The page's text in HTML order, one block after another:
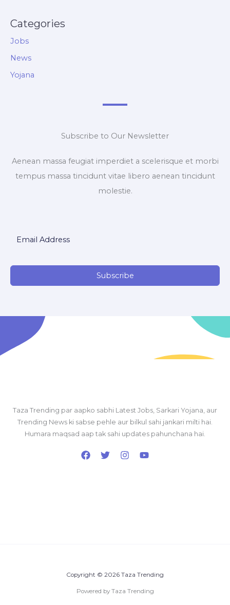
Categories
Jobs
News
Yojana
Subscribe to Our Newsletter
Aenean massa feugiat imperdiet a scelerisque et morbi
tempus massa tincidunt vitae libero aenean tincidunt
molestie.
Subscribe
Taza Trending par aapko sabhi Latest Jobs, Sarkari Yojana, aur
Trending News ki sabse pehle aur bilkul sahi jankari milti hai.
Humara maqsad aap tak sahi updates pahunchana hai.
Copyright © 2026 Taza Trending
Powered by Taza Trending